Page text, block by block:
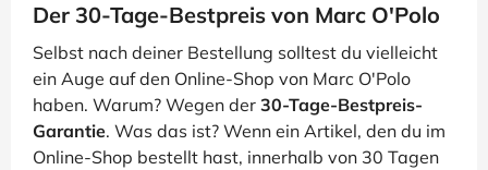
Der 30-Tage-Bestpreis von Marc O'Polo
Selbst nach deiner Bestellung solltest du vielleicht
ein Auge auf den Online-Shop von Marc O'Polo
haben. Warum? Wegen der 30-Tage-Bestpreis-
Garantie. Was das ist? Wenn ein Artikel, den du im
Online-Shop bestellt hast, innerhalb von 30 Tagen